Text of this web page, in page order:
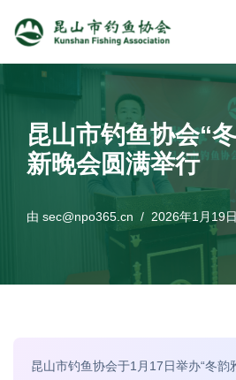
跳
昆山市钓鱼协会“
新晚会圆满举行
由 sec@npo365.cn 2026年1月19日
昆山市钓鱼协会于1月17日举办“冬韵